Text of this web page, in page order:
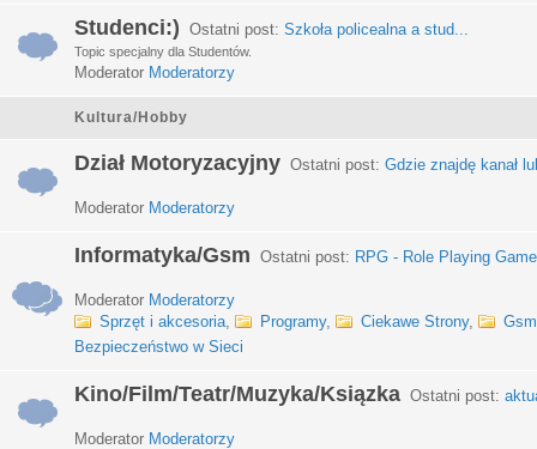
Studenci:) Ostatni post: Szkoła policealna a stud...
Topic specjalny dla Studentów.
Moderator Moderatorzy
Kultura/Hobby
Dział Motoryzacyjny Ostatni post: Gdzie znajdę kanał
Moderator Moderatorzy
Informatyka/Gsm Ostatni post: RPG - Role Playing
Moderator Moderatorzy
Sprzęt i akcesoria, Programy, Ciekawe Strony,
Gsm
Bezpieczeństwo w Sieci
Kino/Film/Teatr/Muzyka/Ksiązka Ostatni post:
Moderator Moderatorzy